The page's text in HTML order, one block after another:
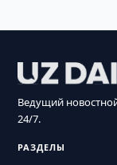
Ведущий
24/7.
РАЗДЕЛЫ